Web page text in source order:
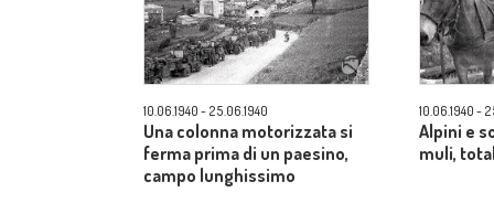
10.06.1940 - 25.06.1940
Una colonna motorizzata si
ferma prima di un paesino,
campo lunghissimo
10.06.1940 -
Alpini e
muli,